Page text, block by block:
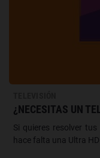
¿NECESITAS UN
Si quieres resolver
hace falta una Ultra